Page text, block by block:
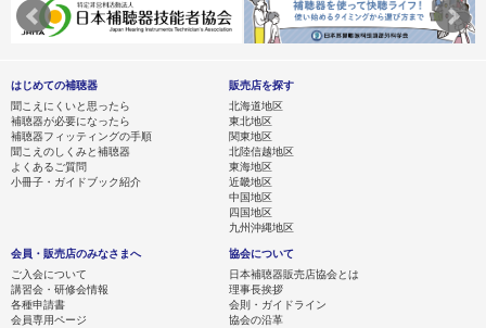
はじめての補聴器
聞こえにくいと思ったら
補聴器が必要になったら
補聴器フィッティングの手順
聞こえのしくみと補聴器
よくあるご質問
小冊子・ガイドブック紹介
販売店を探す
北海道地区
東北地区
関東地区
北陸信越地区
東海地区
近畿地区
中国地区
四国地区
九州沖縄地区
会員・販売店のみなさまへ
ご入会について
講習会・研修会情報
各種申請書
会員専用ページ
協会について
日本補聴器販売店協会とは
理事長挨拶
会則・ガイドライン
協会の沿革